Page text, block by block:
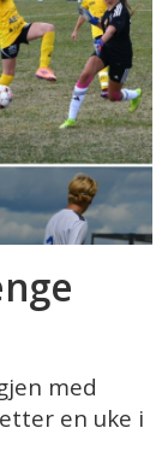
med
en uke i